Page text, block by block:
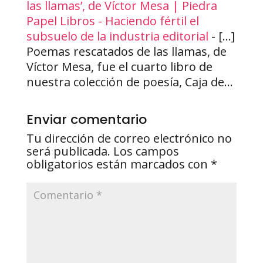
las llamas’, de Víctor Mesa | Piedra
Papel Libros - Haciendo fértil el
subsuelo de la industria editorial - […]
Poemas rescatados de las llamas, de
Víctor Mesa, fue el cuarto libro de
nuestra colección de poesía, Caja de…
Enviar comentario
Tu dirección de correo electrónico no
será publicada. Los campos
obligatorios están marcados con *